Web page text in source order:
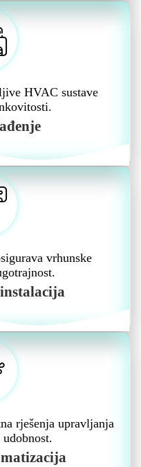
HVAC sustave
vrhunske
rješenja upravljanja